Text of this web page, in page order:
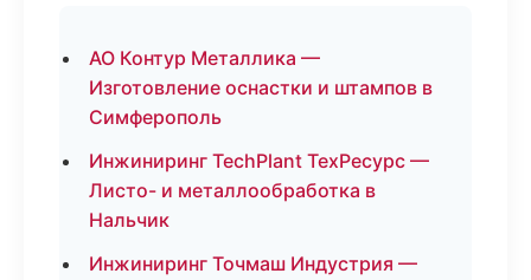
АО Контур Металлика —
Изготовление оснастки и штампов в
Симферополь
Инжиниринг TechPlant ТехРесурс —
Листо- и металлообработка в
Нальчик
Инжиниринг Точмаш Индустрия —